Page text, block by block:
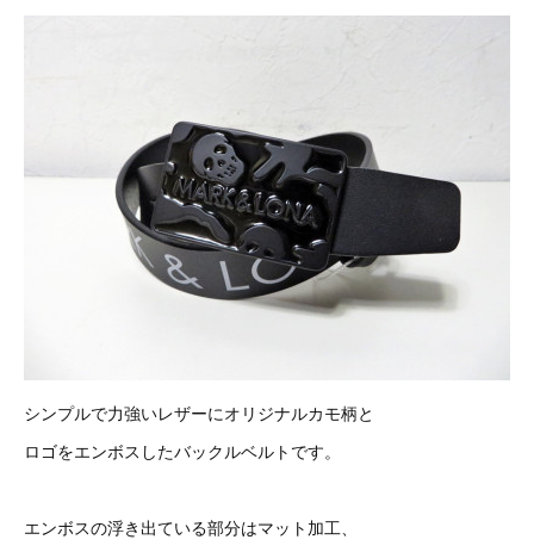
シンプルで力強いレザーにオリジナルカモ柄と
ロゴをエンボスしたバックルベルトです。
エンボスの浮き出ている部分はマット加工、